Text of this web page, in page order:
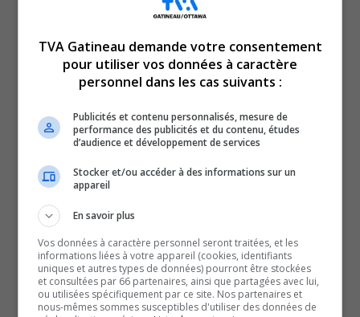
concernant la criminalité à Gatineau font vivement
des villes canadiennes, à égalité avec Winnipeg,
pour la plus grande hausse de l’indice de gravité de
la criminalité en 2022. Le directeur du Service de
police de la Ville de Gatineau, Simon Fournier, réagit
à ces statistiques préoccupantes.
TVA Gatineau demande votre consentement
pour utiliser vos données à caractère
personnel dans les cas suivants :
Publicités et contenu personnalisés, mesure de
performance des publicités et du contenu, études
d’audience et développement de services
Stocker et/ou accéder à des informations sur un
appareil
En savoir plus
Vos données à caractère personnel seront traitées, et les
informations liées à votre appareil (cookies, identifiants
uniques et autres types de données) pourront être stockées
et consultées par 66 partenaires, ainsi que partagées avec lui,
ou utilisées spécifiquement par ce site. Nos partenaires et
nous-mêmes sommes susceptibles d'utiliser des données de